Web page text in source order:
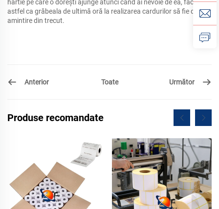
hârtie pe care o dorești ajunge atunci când ai nevoie de ea, făcând
astfel ca grăbeala de ultimă oră la realizarea cardurilor să fie doar o
amintire din trecut.
Anterior Toate Următor
Produse recomandate